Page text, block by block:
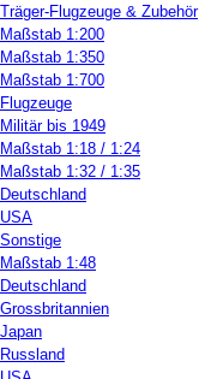
Träger-Flugzeuge & Zubehör
Maßstab 1:200
Maßstab 1:350
Maßstab 1:700
Flugzeuge
Militär bis 1949
Maßstab 1:18 / 1:24
Maßstab 1:32 / 1:35
Deutschland
USA
Sonstige
Maßstab 1:48
Deutschland
Grossbritannien
Japan
Russland